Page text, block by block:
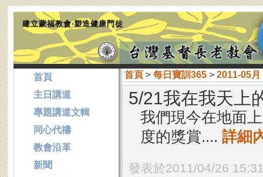
建立蒙福教會‧塑造健康門徒
首頁> 每日寶訓365> 2011-05月
5/21我在我天上
我們現今在地面
度的獎賞.... 詳細
發表於2011/04/26
首頁
主日講道
專題講道文輯
同心代禱
教會沿革
新聞